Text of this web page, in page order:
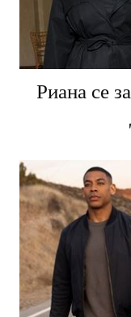
Риана се